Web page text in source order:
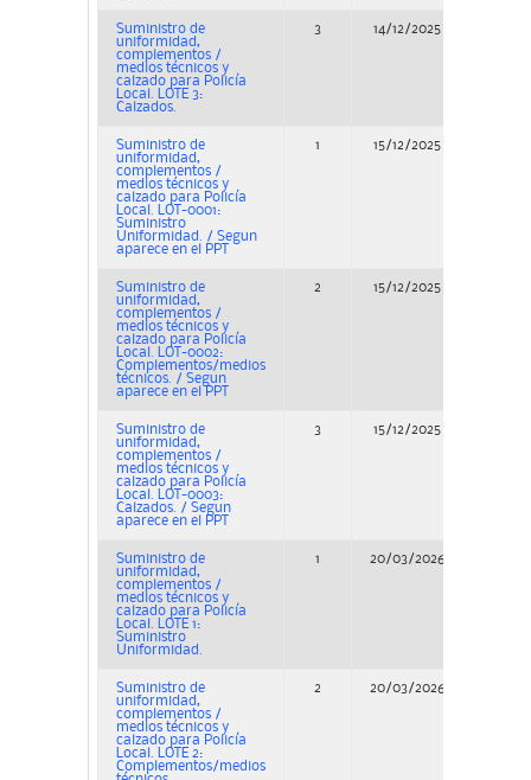
Suministro de
uniformidad,
complementos /
medios técnicos y
calzado para Policía
Local. LOTE 3:
Calzados.
3 14/12/2025
Suministro de
uniformidad,
complementos /
medios técnicos y
calzado para Policía
Local. LOT-0001:
Suministro
Uniformidad. / Segun
aparece en el PPT
1 15/12/2025
Suministro de
uniformidad,
complementos /
medios técnicos y
calzado para Policía
Local. LOT-0002:
Complementos/medios
técnicos. / Segun
aparece en el PPT
2 15/12/2025
Suministro de
uniformidad,
complementos /
medios técnicos y
calzado para Policía
Local. LOT-0003:
Calzados. / Segun
aparece en el PPT
3 15/12/2025
Suministro de
uniformidad,
complementos /
medios técnicos y
calzado para Policía
Local. LOTE 1:
Suministro
Uniformidad.
1 20/03/2026
Suministro de
uniformidad,
complementos /
medios técnicos y
calzado para Policía
Local. LOTE 2:
Complementos/medios
2 20/03/2026